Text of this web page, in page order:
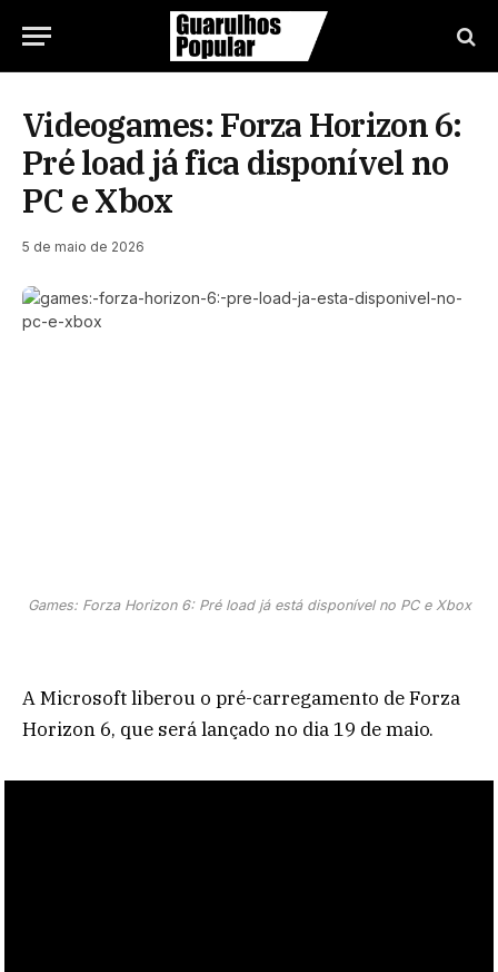
Videogames: Forza Horizon 6:
Pré load já fica disponível no
PC e Xbox
5 de maio de 2026
Games: Forza Horizon 6: Pré load já está disponível no PC e Xbox
A Microsoft liberou o pré-carregamento de Forza
Horizon 6, que será lançado no dia 19 de maio.